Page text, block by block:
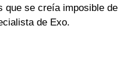
que se creía imposible de
de Exo.